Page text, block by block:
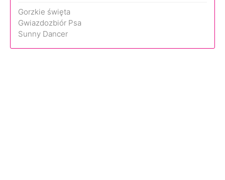
Gorzkie święta
Gwiazdozbiór Psa
Sunny Dancer